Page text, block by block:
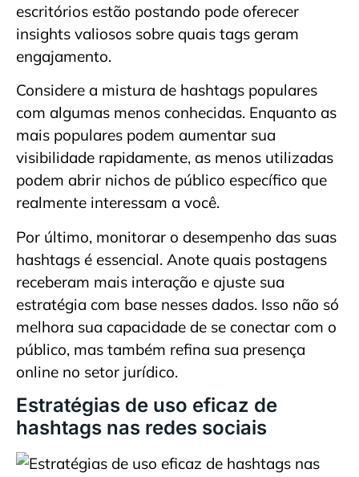
escritórios estão postando pode oferecer
insights valiosos sobre quais tags geram
engajamento.
Considere a mistura de hashtags populares
com algumas menos conhecidas. Enquanto as
mais populares podem aumentar sua
visibilidade rapidamente, as menos utilizadas
podem abrir nichos de público específico que
realmente interessam a você.
Por último, monitorar o desempenho das suas
hashtags é essencial. Anote quais postagens
receberam mais interação e ajuste sua
estratégia com base nesses dados. Isso não só
melhora sua capacidade de se conectar com o
público, mas também refina sua presença
online no setor jurídico.
Estratégias de uso eficaz de
hashtags nas redes sociais